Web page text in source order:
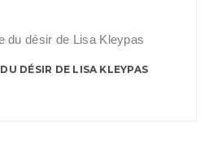
DÉSIR DE LISA KLEYPAS